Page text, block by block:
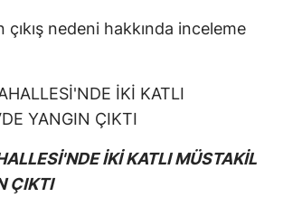
çıkış nedeni hakkında inceleme
İKİ KATLI MÜSTAKİL
ÇIKTI